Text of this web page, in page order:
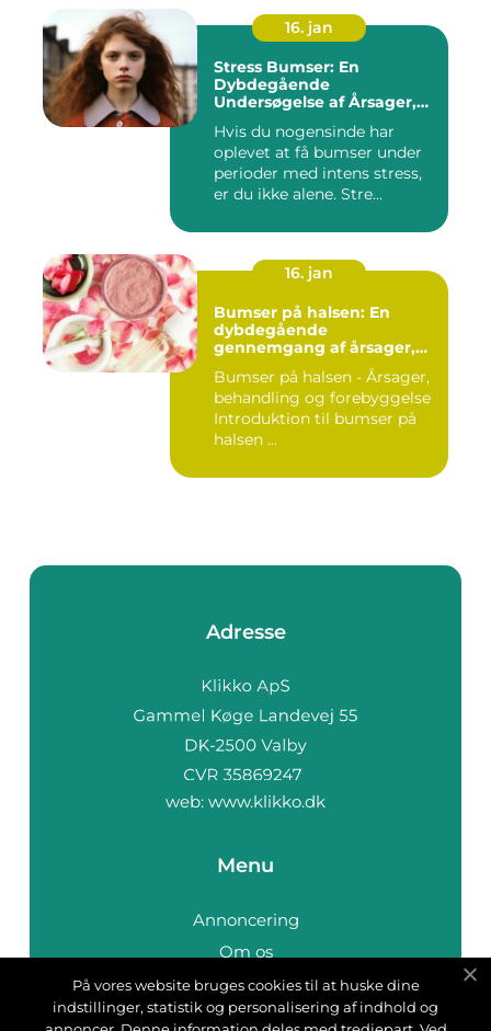
16. jan
Stress Bumser: En
Dybdegående
Undersøgelse af Årsager,
Hvis du nogensinde har
oplevet at få bumser under
perioder med intens stress,
er du ikke alene. Stre...
16. jan
Bumser på halsen: En
dybdegående
gennemgang af årsager,
forebyggelse
Bumser på halsen - Årsager,
behandling og forebyggelse
Introduktion til bumser på
halsen ...
Adresse
web: www.klikko.dk
Menu
Annoncering
Om os
Cookies
Kontakt os
På vores website bruges cookies til at huske dine
indstillinger, statistik og personalisering af indhold og